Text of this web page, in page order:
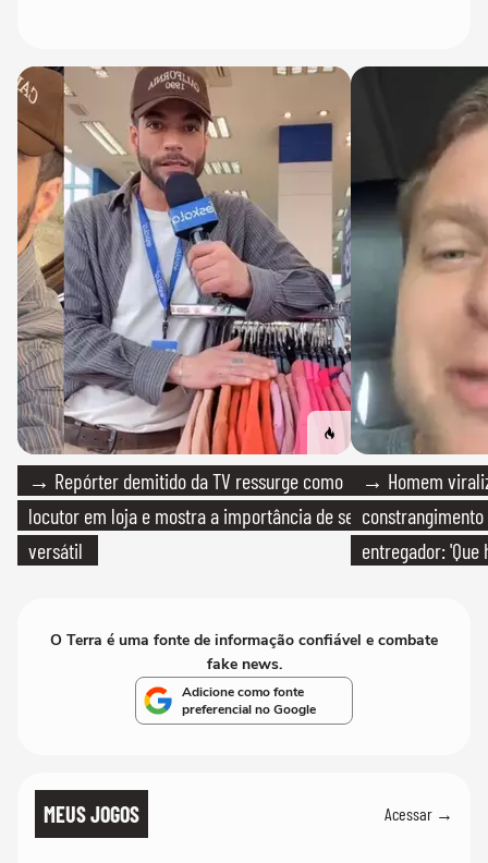
→ Repórter demitido da TV ressurge como
locutor em loja e mostra a importância de ser
versátil
→ Homem
entregador: 'Que
O Terra é uma fonte de informação confiável e combate
fake news.
Adicione como fonte
preferencial no Google
MEUS JOGOS Acessar →